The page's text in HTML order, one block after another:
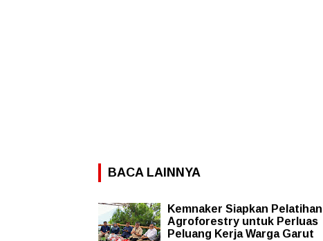
BACA LAINNYA
Kemnaker Siapkan Pelatihan
Agroforestry untuk Perluas
Peluang Kerja Warga Garut